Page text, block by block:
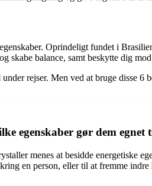
Oprindeligt fundet i
balance, samt beskytte dig
rejser. Men ved at bruge disse 6
egenskaber gør dem egnet
menes at besidde energetiske
en person, eller til at fremme